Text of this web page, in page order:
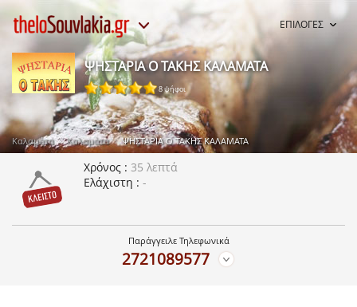
ΕΠΙΛΟΓΕΣ
ΨΗΣΤΑΡΙΑ Ο ΤΑΚΗΣ ΚΑΛΑΜΑΤΑ
8 ψήφοι
Καλαμάτα Καλαμάτα ΨΗΣΤΑΡΙΑ Ο ΤΑΚΗΣ ΚΑΛΑΜΑΤΑ
Χρόνος
35 λεπτά
Ελάχιστη
-
Παράγγειλε Τηλεφωνικά
2721089577